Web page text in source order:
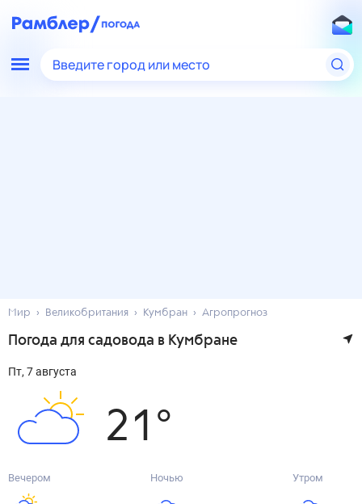
Введите город или место
Мир Великобритания Кумбран Агропрогноз
Погода для садовода в Кумбране
пт, 7 августа
21 °
Вечером Ночью Утром